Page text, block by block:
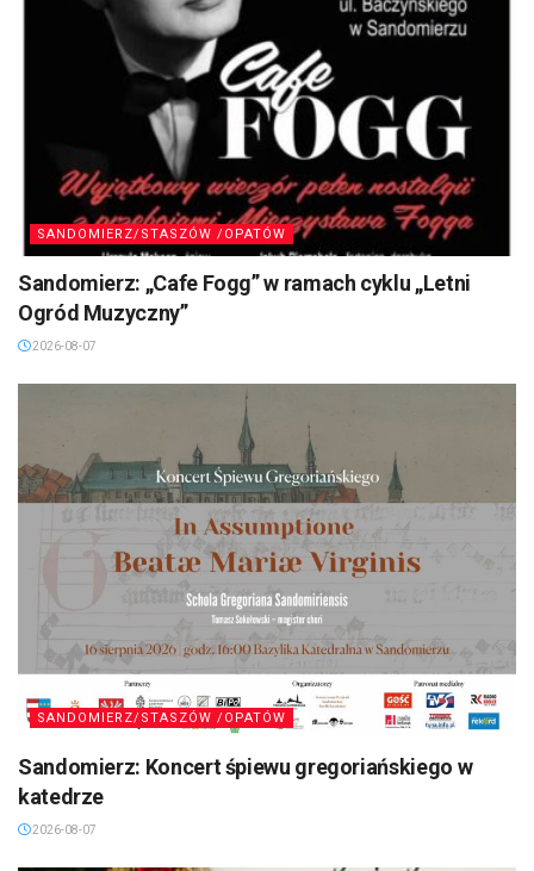
SANDOMIERZ/STASZÓW /OPATÓW
Sandomierz: „Cafe Fogg” w ramach cyklu „Letni
Ogród Muzyczny”
2026-08-07
SANDOMIERZ/STASZÓW /OPATÓW
Sandomierz: Koncert śpiewu gregoriańskiego w
katedrze
2026-08-07